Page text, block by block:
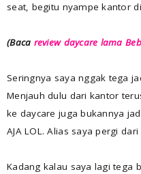
seat, begitu nyampe kantor
(Baca review daycare lama
Seringnya saya nggak tega
Menjauh dulu dari kantor
ke daycare juga bukannya
AJA LOL. Alias saya pergi
Kadang kalau saya lagi tega